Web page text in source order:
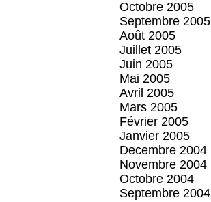
Octobre 2005
Septembre 2005
Août 2005
Juillet 2005
Juin 2005
Mai 2005
Avril 2005
Mars 2005
Février 2005
Janvier 2005
Decembre 2004
Novembre 2004
Octobre 2004
Septembre 2004